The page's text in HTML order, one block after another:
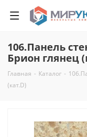
106.Панель
Брион глянец
Главная - Каталог -
(кат.D)